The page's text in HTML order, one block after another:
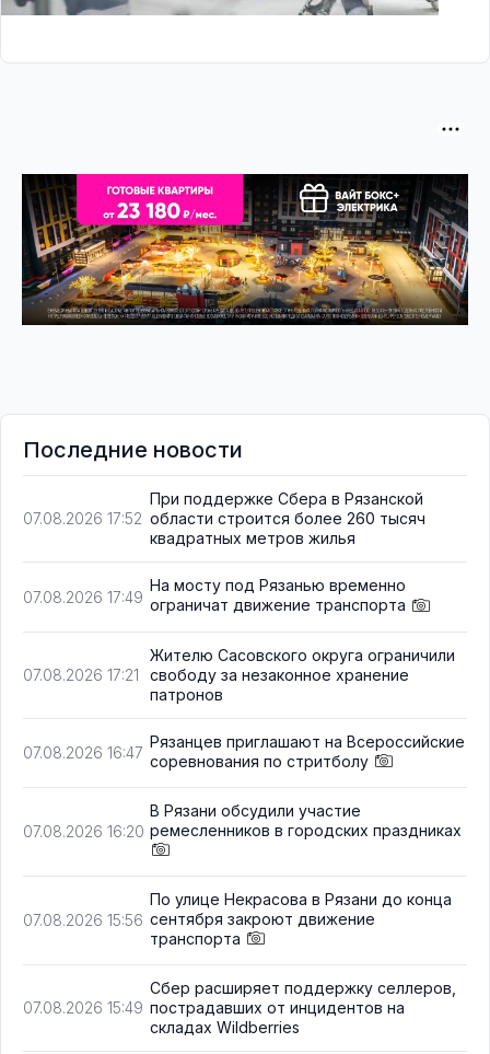
Последние новости
07.08.2026 17:52
При поддержке Сбера в Рязанской
области строится более 260 тысяч
квадратных метров жилья
07.08.2026 17:49
На мосту под Рязанью временно
ограничат движение транспорта
07.08.2026 17:21
Жителю Сасовского округа ограничили
свободу за незаконное хранение
патронов
07.08.2026 16:47
Рязанцев приглашают на Всероссийские
соревнования по стритболу
07.08.2026 16:20
В Рязани обсудили участие
ремесленников в городских праздниках
07.08.2026 15:56
По улице Некрасова в Рязани до конца
сентября закроют движение
транспорта
07.08.2026 15:49
Сбер расширяет поддержку селлеров,
пострадавших от инцидентов на
складах Wildberries